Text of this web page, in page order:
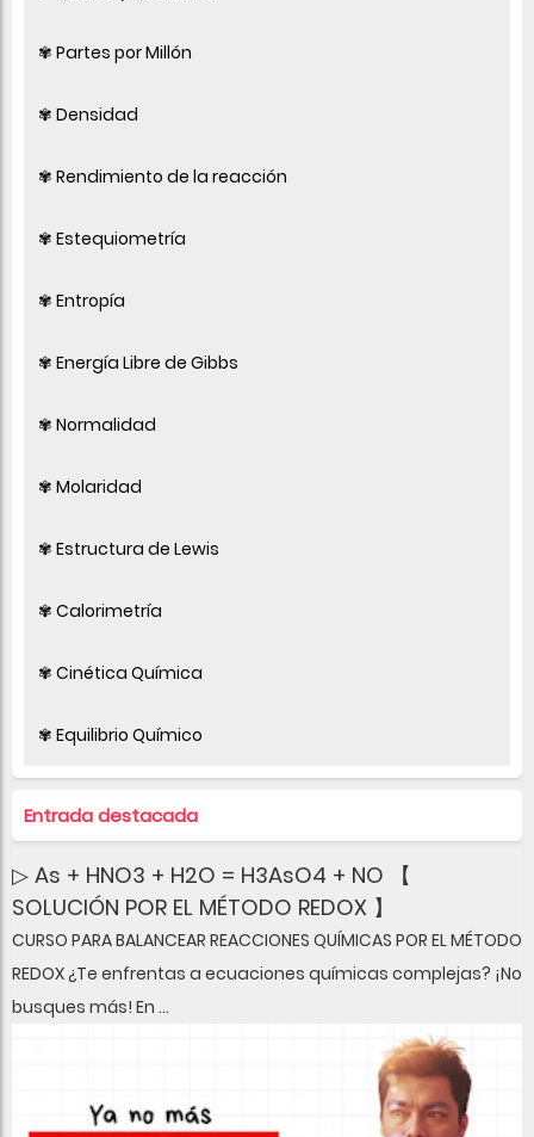
✾ Partes por Millón
✾ Densidad
✾ Rendimiento de la reacción
✾ Estequiometría
✾ Entropía
✾ Energía Libre de Gibbs
✾ Normalidad
✾ Molaridad
✾ Estructura de Lewis
✾ Calorimetría
✾ Cinética Química
✾ Equilibrio Químico
Entrada destacada
▷ As + HNO3 + H2O = H3AsO4 + NO 【
SOLUCIÓN POR EL MÉTODO REDOX 】
CURSO PARA BALANCEAR REACCIONES QUÍMICAS POR EL MÉTODO
REDOX ¿Te enfrentas a ecuaciones químicas complejas? ¡No
busques más! En ...